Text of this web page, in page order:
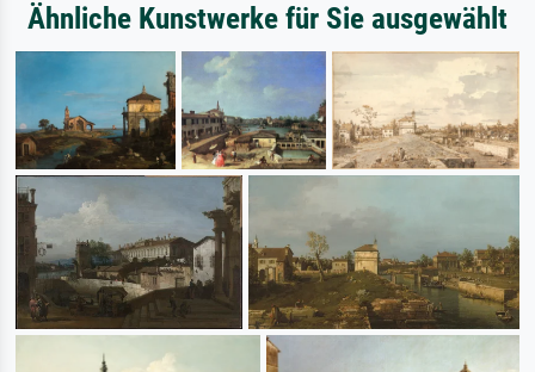
Ähnliche Kunstwerke für Sie ausgewählt